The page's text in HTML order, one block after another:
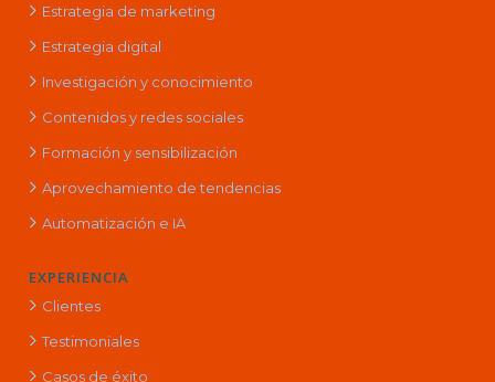
Estrategia de marketing
Estrategia digital
Investigación y conocimiento
Contenidos y redes sociales
Formación y sensibilización
Aprovechamiento de tendencias
Automatización e IA
EXPERIENCIA
Clientes
Testimoniales
Casos de éxito